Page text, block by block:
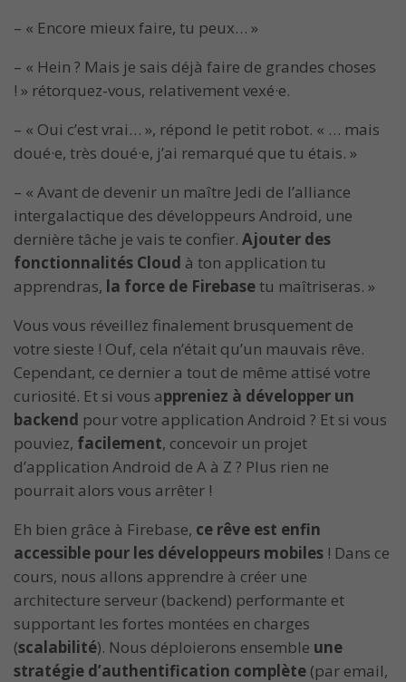
– « Encore mieux faire, tu peux… »
– « Hein ? Mais je sais déjà faire de grandes choses
! » rétorquez-vous, relativement vexé·e.
– « Oui c’est vrai… », répond le petit robot. « … mais
doué·e, très doué·e, j’ai remarqué que tu étais. »
– « Avant de devenir un maître Jedi de l’alliance
intergalactique des développeurs Android, une
dernière tâche je vais te confier. Ajouter des
fonctionnalités Cloud à ton application tu
apprendras, la force de Firebasetu maîtriseras. »
Vous vous réveillez finalement brusquement de
votre sieste ! Ouf, cela n’était qu’un mauvais rêve.
Cependant, ce dernier a tout de même attisé votre
curiosité. Et si vous appreniez à développer un
backend pour votre application Android ? Et si vous
pouviez, facilement, concevoir un projet
d’application Android de A à Z ? Plus rien ne
pourrait alors vous arrêter !
Eh bien grâce à Firebase, ce rêve est enfin
accessible pour les développeurs mobiles ! Dans ce
cours, nous allons apprendre à créer une
architecture serveur (backend) performante et
supportant les fortes montées en charges
(scalabilité). Nous déploierons ensemble une
stratégie d’authentification complète (par email,